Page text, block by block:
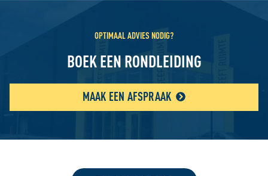
OPTIMAAL ADVIES NODIG?
BOEK EEN RONDLEIDING
MAAK EEN AFSPRAAK